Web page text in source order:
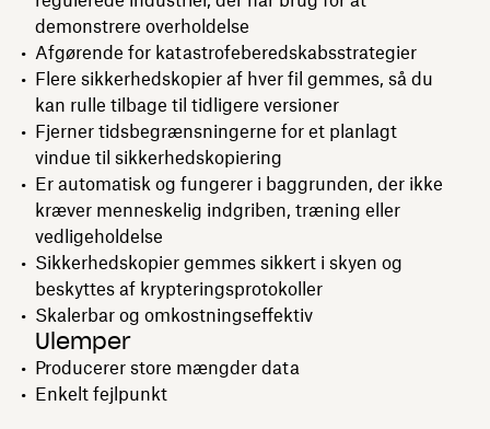
demonstrere overholdelse
Afgørende for katastrofeberedskabsstrategier
Flere sikkerhedskopier af hver fil gemmes, så du
kan rulle tilbage til tidligere versioner
Fjerner tidsbegrænsningerne for et planlagt
vindue til sikkerhedskopiering
Er automatisk og fungerer i baggrunden, der ikke
kræver menneskelig indgriben, træning eller
vedligeholdelse
Sikkerhedskopier gemmes sikkert i skyen og
beskyttes af krypteringsprotokoller
Skalerbar og omkostningseffektiv
Ulemper
Producerer store mængder data
Enkelt fejlpunkt